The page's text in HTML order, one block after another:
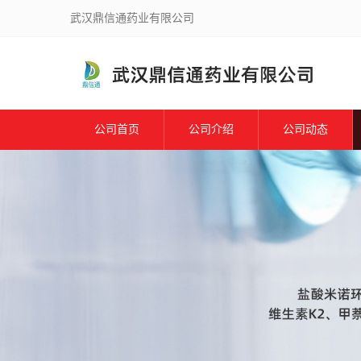
武汉鼎信通药业有限公司
公司首页 公司介绍 公司动态